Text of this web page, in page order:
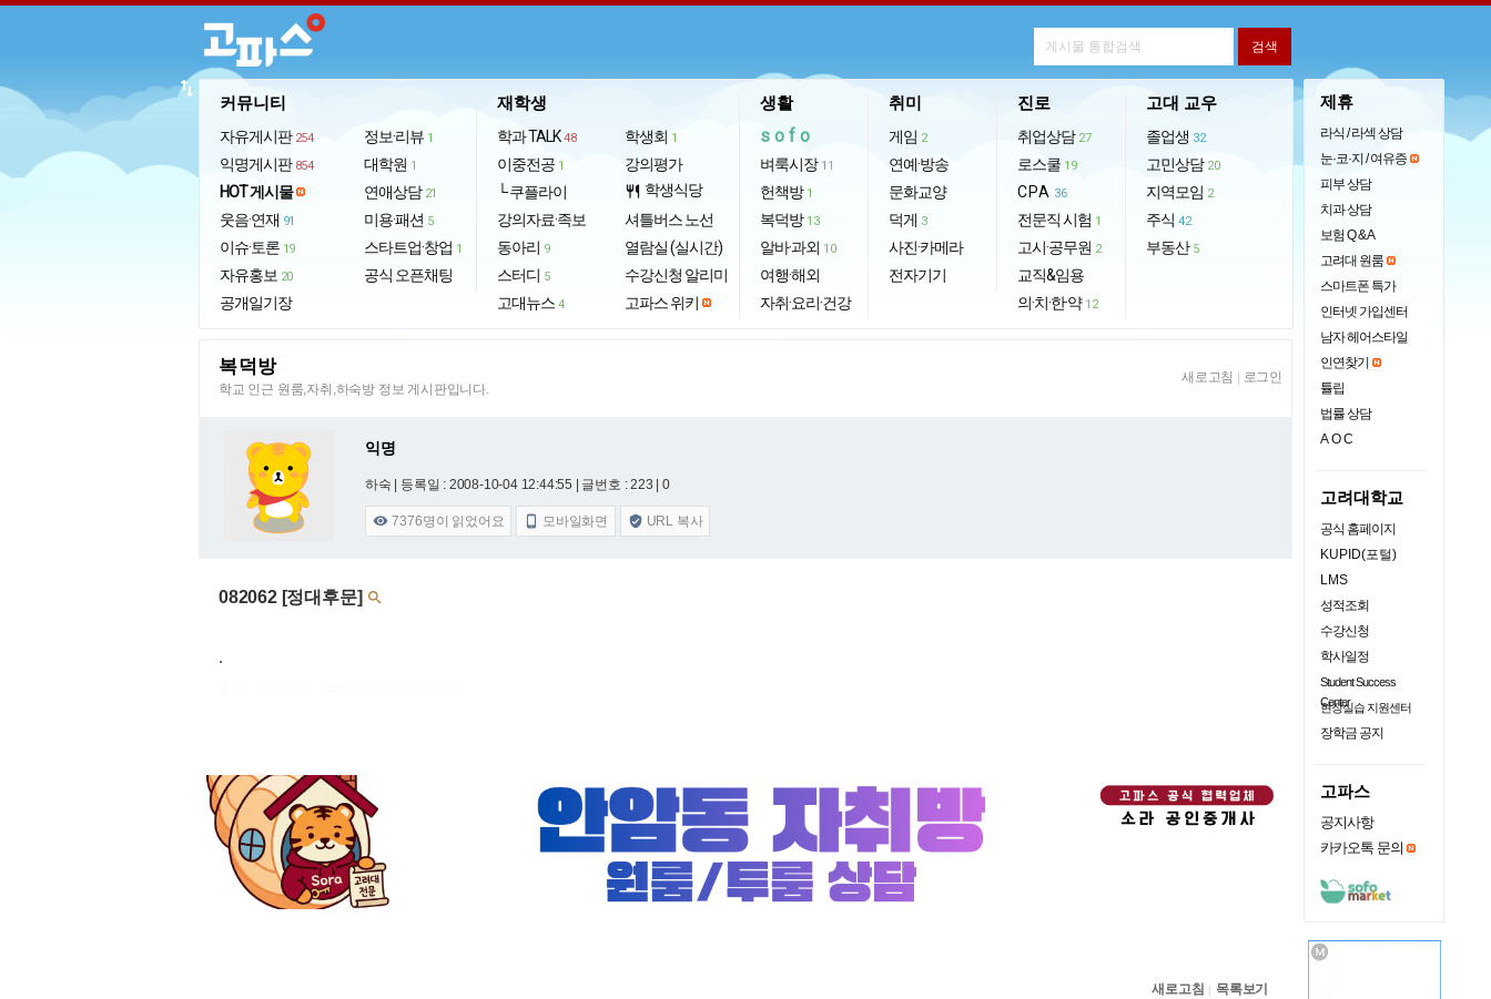
커뮤니티
자유게시판 254
익명게시판 854
HOT 게시물
웃음·연재 91
이슈·토론 19
자유홍보 20
공개일기장
정보·리뷰 1
대학원 1
연애상담 21
미용·패션 5
스타트업·창업 1
공식 오픈채팅
재학생
학과 TALK 48
이중전공 1
└ 쿠플라이
강의자료·족보
동아리 9
스터디 5
고대뉴스 4
학생회 1
강의평가
restaurant 학생식당
셔틀버스 노선
열람실 (실시간)
수강신청 알리미
고파스 위키
생활
sofo
벼룩시장 11
헌책방 1
복덕방 13
알바·과외 10
여행·해외
자취·요리·건강
취미
게임 2
연예·방송
문화교양
덕게 3
사진·카메라
전자기기
진로
취업상담 27
로스쿨 19
CPA 36
전문직 시험 1
고시·공무원 2
교직&임용
의·치·한·약 12
고대 교우
졸업생 32
고민상담 20
지역모임 2
주식 42
부동산 5
import_export
복덕방
학교 인근 원룸,자취,하숙방 정보 게시판입니다.
새로고침 로그인
익명
하숙 | 등록일 : 2008-10-04 12:44:55 | 글번호 : 223 | 0
 7376명이 읽었어요  모바일화면  URL 복사
082062 [정대후문] 
.
새로고침 | 목록보기
제휴
라식 / 라섹 상담
눈·코·지 / 여유증
피부 상담
치과 상담
보험 Q & A
고려대 원룸
스마트폰 특가
인터넷 가입센터
남자 헤어스타일
인연찾기
튤립
법률 상담
AOC
고려대학교
공식 홈페이지
KUPID(포털)
LMS
성적조회
수강신청
학사일정
Student Success
Center
현장실습 지원센터
장학금 공지
고파스
공지사항
카카오톡 문의